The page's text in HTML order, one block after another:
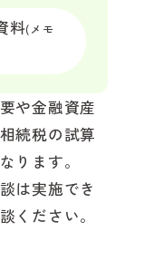
料(メモ
や金融資産
続税の試算
ります。
は実施でき
ください。